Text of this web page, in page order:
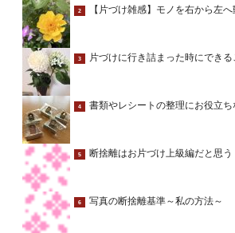
2 【片づけ雑感】モノを右から左
3 片づけに行き詰まった時にできる
4 書類やレシートの整理にお役立
5 断捨離はお片づけ上級編だと思う
6 写真の断捨離基準～私の方法～